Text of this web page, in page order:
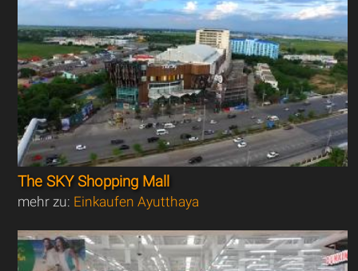
The SKY Shopping Mall
mehr zu: Einkaufen Ayutthaya